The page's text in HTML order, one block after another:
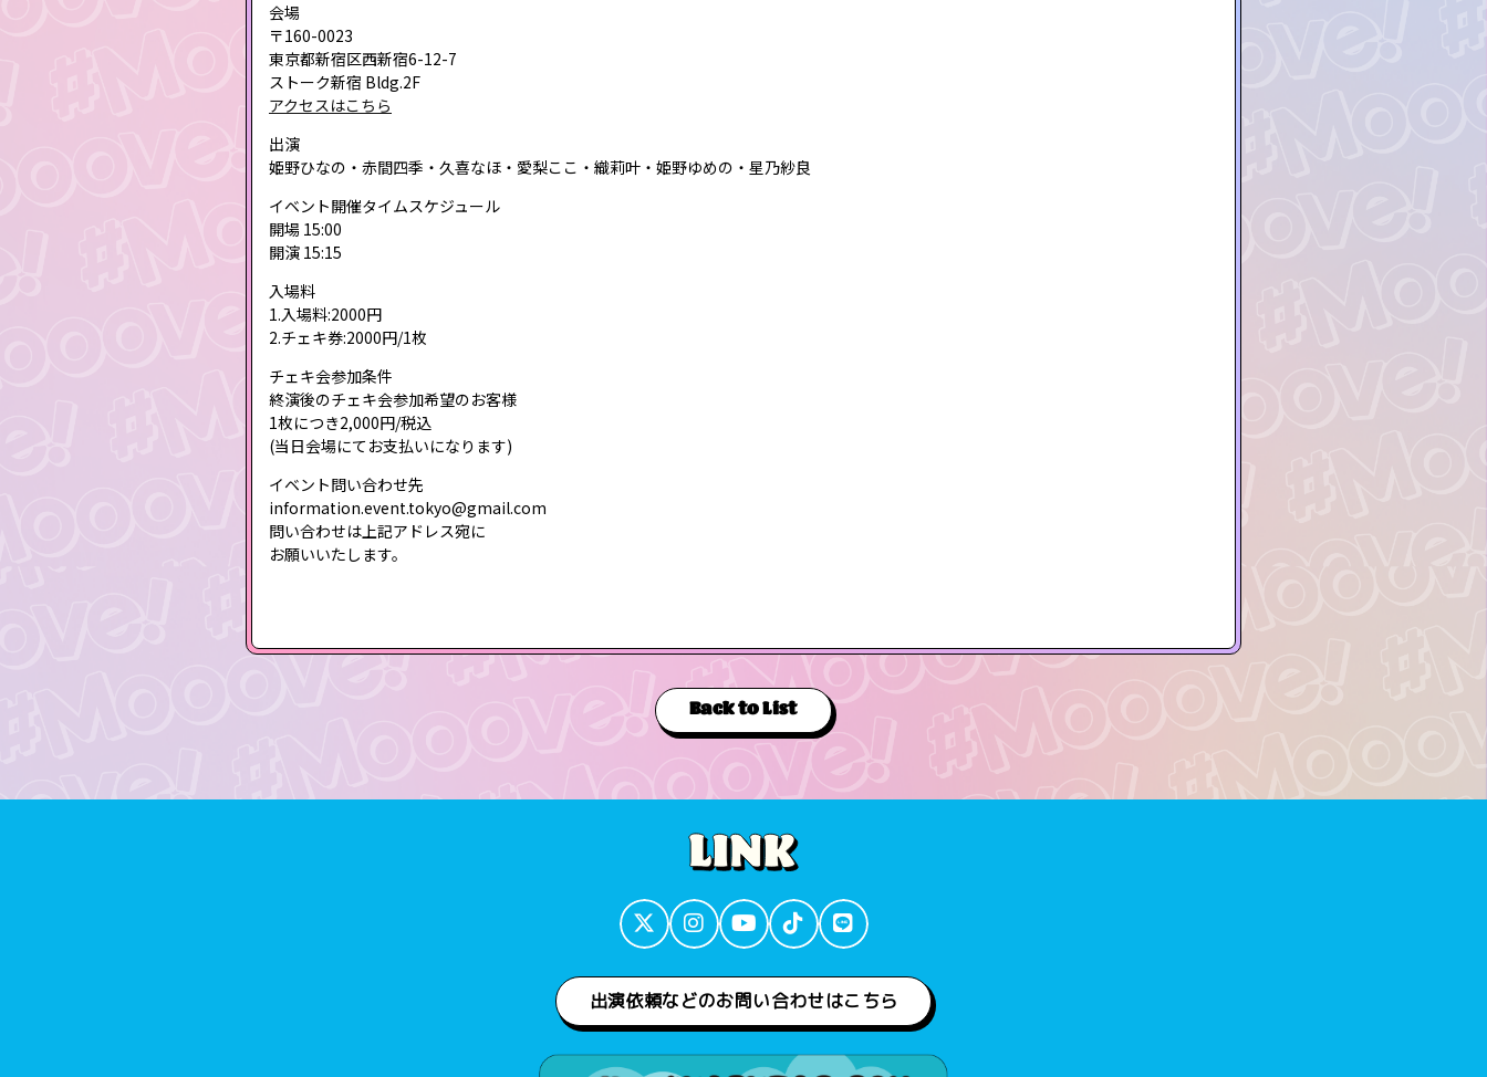
会場
〒160-0023
東京都新宿区西新宿6-12-7
ストーク新宿 Bldg.2F
アクセスはこちら
出演
姫野ひなの・赤間四季・久喜なほ・愛梨ここ・織莉叶・姫野ゆめの・星乃紗良
イベント開催タイムスケジュール
開場 15:00
開演 15:15
入場料
1.入場料:2000円
2.チェキ券:2000円/1枚
チェキ会参加条件
終演後のチェキ会参加希望のお客様
1枚につき2,000円/税込
(当日会場にてお支払いになります)
イベント問い合わせ先
information.event.tokyo@gmail.com
問い合わせは上記アドレス宛に
お願いいたします。
Back to List
出演依頼などのお問い合わせはこちら